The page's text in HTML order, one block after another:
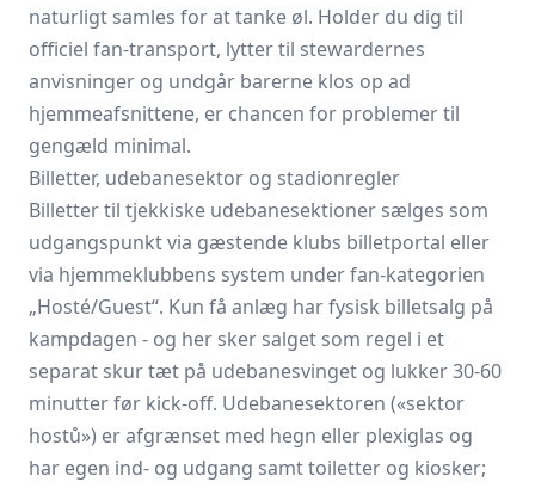
naturligt samles for at tanke øl. Holder du dig til
officiel fan-transport, lytter til stewardernes
anvisninger og undgår barerne klos op ad
hjemmeafsnittene, er chancen for problemer til
gengæld minimal.
Billetter, udebanesektor og stadionregler
Billetter til tjekkiske udebanesektioner sælges som
udgangspunkt via gæstende klubs billetportal eller
via hjemmeklubbens system under fan-kategorien
„Hosté/Guest“. Kun få anlæg har fysisk billetsalg på
kampdagen - og her sker salget som regel i et
separat skur tæt på udebanesvinget og lukker 30-60
minutter før kick-off. Udebanesektoren («sektor
hostů») er afgrænset med hegn eller plexiglas og
har egen ind- og udgang samt toiletter og kiosker;